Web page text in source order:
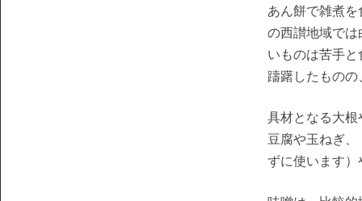
あん餅で雑煮
の西讃地域で
いものは苦手
躊躇したもの
具材となる大
豆腐や玉ねぎ
ずに使います